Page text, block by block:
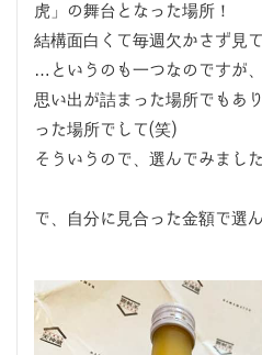
虎」の舞台となった場所！
結構面白くて毎週欠かさず見
…というのも一つなのですが
思い出が詰まった場所でもあ
った場所でして(笑)
そういうので、選んでみました
で、自分に見合った金額で選